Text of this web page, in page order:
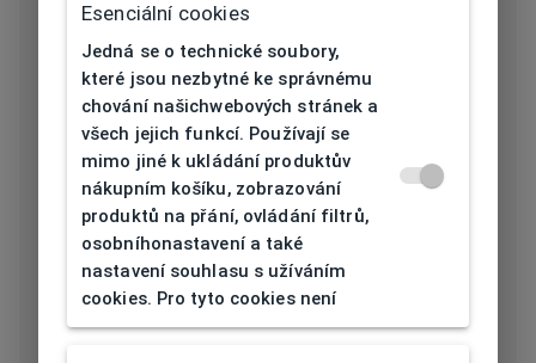
obruby
Titan
Barva obruby Černá
Tvar obruby Čtvercový
Šířka očnice
[mm]
56
Šířka nosníku
Esenciální cookies
Jedná se o technické soubory,
které jsou nezbytné ke správnému
chování našichwebových stránek a
všech jejich funkcí. Používají se
mimo jiné k ukládání produktův
nákupním košíku, zobrazování
produktů na přání, ovládání filtrů,
osobníhonastavení a také
nastavení souhlasu s užíváním
cookies. Pro tyto cookies není